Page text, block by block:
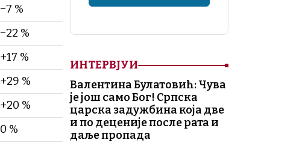
−7 %
−22 %
+17 %
+29 %
+20 %
0 %
ИНТЕРВЈУИ
Валентина Булатовић: Чува
је још само Бог! Српска
царска задужбина која две
и по деценије после рата и
даље пропада